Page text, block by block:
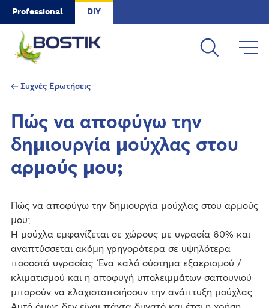
Skip to main content
Professional DIY
Συχνές Ερωτήσεις
Πώς να αποφύγω την
δημιουργία μούχλας στου
αρμούς μου;
Πώς να αποφύγω την δημιουργία μούχλας στου αρμούς
μου;
Η μούχλα εμφανίζεται σε χώρους με υγρασία 60% και
αναπτύσσεται ακόμη γρηγορότερα σε υψηλότερα
ποσοστά υγρασίας. Ένα καλό σύστημα εξαερισμού /
κλιματισμού και η αποφυγή υπολειμμάτων σαπουνιού
μπορούν να ελαχιστοποιήσουν την ανάπτυξη μούχλας.